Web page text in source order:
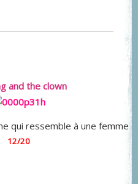
and the clown
qui ressemble à une femme
12/20